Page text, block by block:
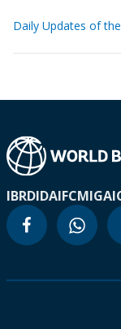
Daily Updates of
IBRDIDAIFCMIGA